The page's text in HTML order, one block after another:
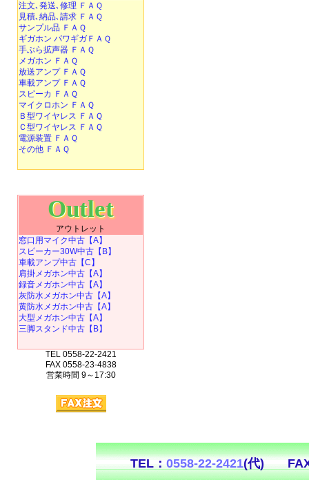
注文､発送､修理 ＦＡＱ
見積､納品､請求 ＦＡＱ
サンプル品 ＦＡＱ
ギガホン パワギガＦＡＱ
手ぶら拡声器 ＦＡＱ
メガホン ＦＡＱ
放送アンプ ＦＡＱ
車載アンプ ＦＡＱ
スピーカ ＦＡＱ
マイクロホン ＦＡＱ
Ｂ型ワイヤレス ＦＡＱ
Ｃ型ワイヤレス ＦＡＱ
電源装置 ＦＡＱ
その他 ＦＡＱ
Outlet
アウトレット
窓口用マイク中古【A】
スピーカー30W中古【B】
車載アンプ中古【C】
肩掛メガホン中古【A】
録音メガホン中古【A】
灰防水メガホン中古【A】
黄防水メガホン中古【A】
大型メガホン中古【A】
三脚スタンド中古【B】
TEL 0558-22-2421
FAX 0558-23-4838
営業時間 9～17:30